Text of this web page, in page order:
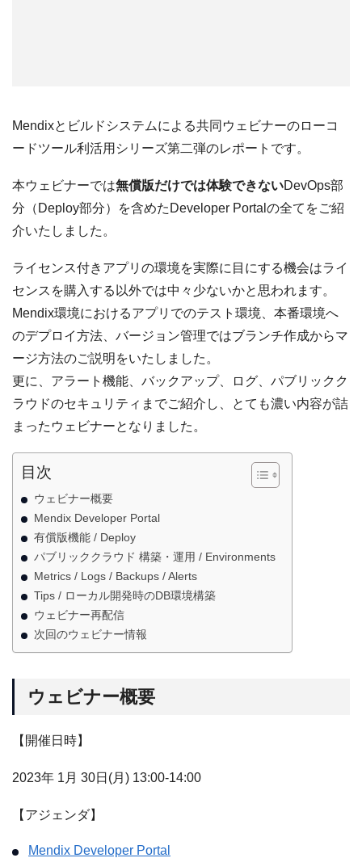
Mendixとビルドシステムによる共同ウェビナーのローコ
ードツール利活用シリーズ第二弾のレポートです。
本ウェビナーでは無償版だけでは体験できないDevOps部
分（Deploy部分）を含めたDeveloper Portalの全てをご紹
介いたしました。
ライセンス付きアプリの環境を実際に目にする機会はライ
センスを購入する以外では中々少ないかと思われます。
Mendix環境におけるアプリでのテスト環境、本番環境へ
のデプロイ方法、バージョン管理ではブランチ作成からマ
ージ方法のご説明をいたしました。
更に、アラート機能、バックアップ、ログ、パブリックク
ラウドのセキュリティまでご紹介し、とても濃い内容が詰
まったウェビナーとなりました。
目次
ウェビナー概要
Mendix Developer Portal
有償版機能 / Deploy
パブリッククラウド 構築・運用 / Environments
Metrics / Logs / Backups / Alerts
Tips / ローカル開発時のDB環境構築
ウェビナー再配信
次回のウェビナー情報
ウェビナー概要
【開催日時】
2023年 1月 30日(月) 13:00-14:00
【アジェンダ】
Mendix Developer Portal